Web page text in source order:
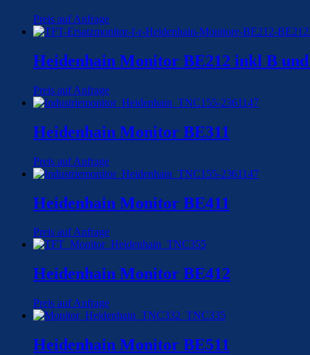
Preis auf Anfrage
Heidenhain Monitor BE212 inkl B
Preis auf Anfrage
Heidenhain Monitor BE311
Preis auf Anfrage
Heidenhain Monitor BE411
Preis auf Anfrage
Heidenhain Monitor BE412
Preis auf Anfrage
Heidenhain Monitor BE511